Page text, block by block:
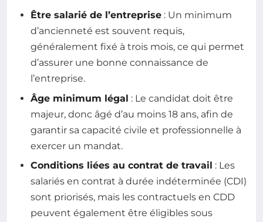
Être salarié de l’entreprise : Un minimum
d’ancienneté est souvent requis,
généralement fixé à trois mois, ce qui permet
d’assurer une bonne connaissance de
l’entreprise.
Âge minimum légal : Le candidat doit être
majeur, donc âgé d’au moins 18 ans, afin de
garantir sa capacité civile et professionnelle à
exercer un mandat.
Conditions liées au contrat de travail : Les
salariés en contrat à durée indéterminée (CDI)
sont priorisés, mais les contractuels en CDD
peuvent également être éligibles sous